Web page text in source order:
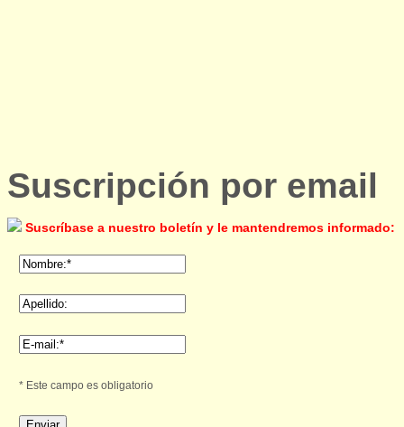
Suscripción por email
Suscríbase a nuestro boletín y le mantendremos informado:
* Este campo es obligatorio